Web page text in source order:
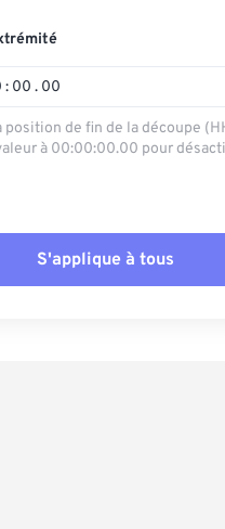
: 00 . 00
position de fin de la découpe
à 00:00:00.00 pour
S'applique à tous